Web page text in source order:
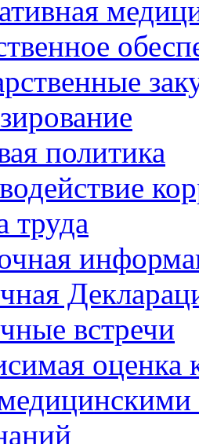
политика
труда
встречи
оценка